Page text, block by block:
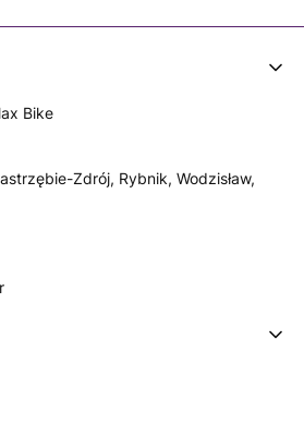
Bike
Zdrój, Rybnik, Wodzisław,